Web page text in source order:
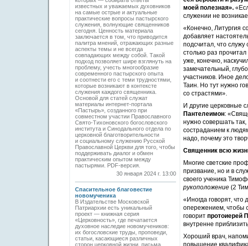
известных и уважаемых духовников
на самые острые и актуальные
практические вопросы пастырского
служения, волнующие священников
сегодня. Ценность материала
заключается в том, что приводится
палитра мнений, отражающих разные
аспекты темы и не всегда
совпадающих между собой. Такой
подход позволяет шире взглянуть на
проблему, учесть многообразие
современного пастырского опыта
и соотнести его с теми трудностями,
которые возникают в контексте
служения каждого священника.
Основой для статей служат
материалы интернет-портала
«Пастырь», созданного при
совместном участии Православного
Свято-Тихоновского богословского
института и Синодального отдела по
церковной благотворительности
и социальному служению Русской
Православной Церкви для того, чтобы
поддерживать диалог и обмен
практическим опытом между
пастырями. PDF-версия.
30 января 2024 г. 13:00
Спасительное благовестие
новомученика
В Издательстве Московской
Патриархии есть уникальный
проект — книжная серия
«Церковность», где печатается
духовное наследие новомучеников:
их богословские труды, проповеди,
статьи, касающиеся различных
сторон церковной жизни, письма,
моей полезная».
служении не
«Конечно, Литургия
добавляет
подсчитал, что служу
столько раз
уже, конечно,
замечательный,
участников. Иное
Таин. Но тут нужно
со страстями».
И другие церковные
Пантелеимон:
нужно совершать
состраданием к
надо, почему это
Священник всю
Многие светские
призвание, но и в
своего ученика
рукоположение (2
«Иногда говорят,
опережением, чтобы
говорит протоиерей
внутренне
Хороший врач,
повышение